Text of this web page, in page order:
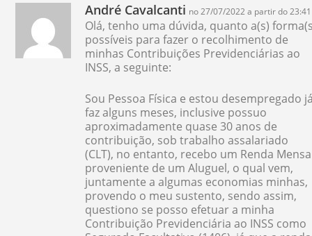
André Cavalcanti no 27/07/2022 a partir do 23:41
Olá, tenho uma dúvida, quanto a(s)
possíveis para fazer o recolhimento de
minhas Contribuições Previdenciárias ao
INSS, a seguinte:
Sou Pessoa Física e estou desempregado
faz alguns meses, inclusive possuo
aproximadamente quase 30 anos de
contribuição, sob trabalho assalariado
(CLT), no entanto, recebo um Renda
proveniente de um Aluguel, o qual vem,
juntamente a algumas economias minhas,
provendo o meu sustento, sendo assim,
questiono se posso efetuar a minha
Contribuição Previdenciária ao INSS como